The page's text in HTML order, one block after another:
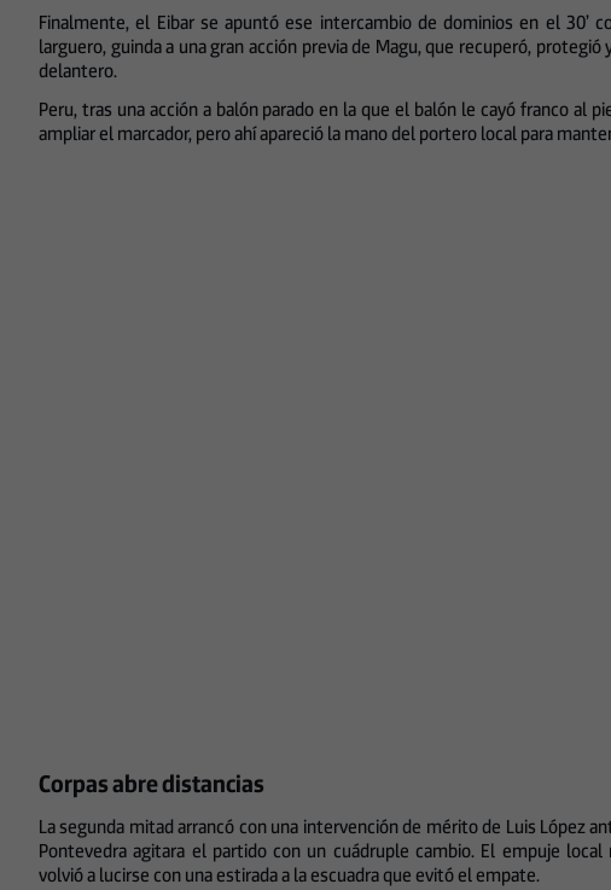
Finalmente, el Eibar se apuntó ese intercambio de dominios en el 30’
larguero, guinda a una gran acción previa de Magu, que recuperó,
delantero.
Peru, tras una acción a balón parado en la que el balón le cayó franco al
ampliar el marcador, pero ahí apareció la mano del portero local para
Corpas abre distancias
La segunda mitad arrancó con una intervención de mérito de Luis López
Pontevedra agitara el partido con un cuádruple cambio. El empuje
volvió a lucirse con una estirada a la escuadra que evitó el empate.